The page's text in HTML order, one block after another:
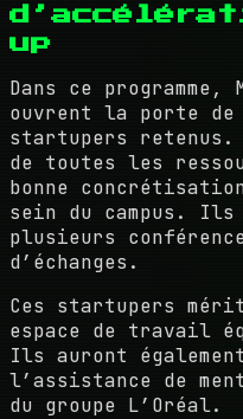
up
Dans ce
ouvrent la porte de
startupers
de toutes les
bonne
sein du campus.
plusieurs
d’échanges.
Ces startupers
espace de travail
Ils auront
l’assistance de
du groupe L’Oréal.